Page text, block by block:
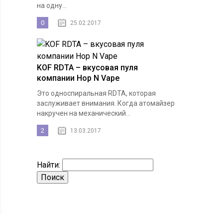
на одну...
0 25.02.2017
KOF RDTA – вкусовая пуля
компании Hop N Vape
Это односпиральная RDTA, которая
заслуживает внимания. Когда атомайзер
накручен на механический...
2 13.03.2017
Найти: